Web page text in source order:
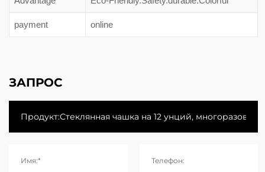
payment online
ЗАПРОС
Имя:* Телефон: